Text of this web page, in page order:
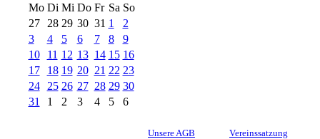
Mo Di Mi Do Fr Sa So
27
28 29 30 31 1
2
3
4 5 6 7 8
9
10
11 12 13 14 15 16
17
18 19 20 21 22 23
24
25 26 27 28 29 30
31
1 2 3 4 5 6
Unsere AGB Vereinssatzung